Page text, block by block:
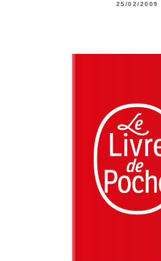
25/02/2009